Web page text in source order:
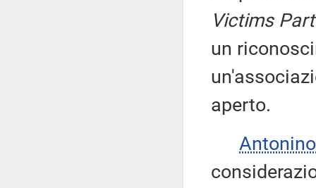
Victims
un
aperto.